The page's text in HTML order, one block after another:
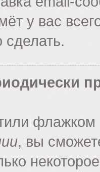
у вас
сделать.
флажком
, вы